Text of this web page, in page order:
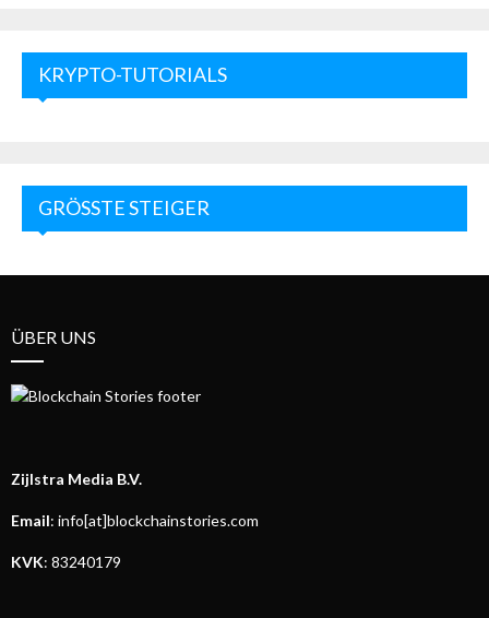
KRYPTO-TUTORIALS
GRÖSSTE STEIGER
ÜBER UNS
Zijlstra Media B.V.
Email: info[at]blockchainstories.com
KVK: 83240179